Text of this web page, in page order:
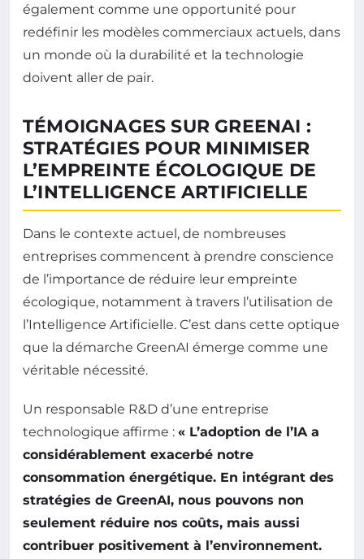
également comme une opportunité pour
redéfinir les modèles commerciaux actuels, dans
un monde où la durabilité et la technologie
doivent aller de pair.
TÉMOIGNAGES SUR GREENAI :
STRATÉGIES POUR MINIMISER
L’EMPREINTE ÉCOLOGIQUE DE
L’INTELLIGENCE ARTIFICIELLE
Dans le contexte actuel, de nombreuses
entreprises commencent à prendre conscience
de l’importance de réduire leur empreinte
écologique, notamment à travers l’utilisation de
l’Intelligence Artificielle. C’est dans cette optique
que la démarche GreenAI émerge comme une
véritable nécessité.
Un responsable R&D d’une entreprise
technologique affirme : « L’adoption de l’IA a
considérablement exacerbé notre
consommation énergétique. En intégrant des
stratégies de GreenAI, nous pouvons non
seulement réduire nos coûts, mais aussi
contribuer positivement à l’environnement.